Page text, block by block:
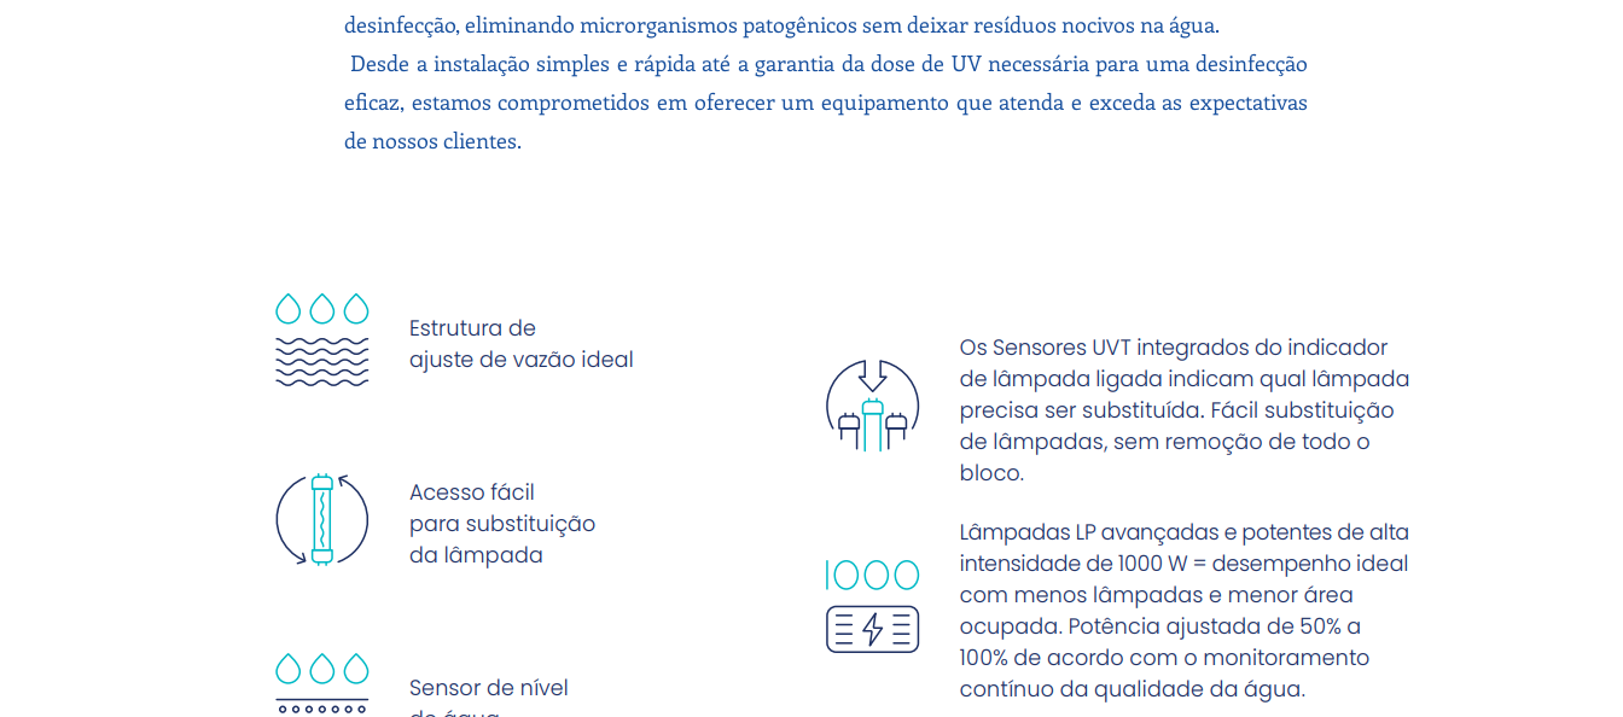
desinfecção, eliminando microrganismos patogênicos sem deixar resíduos nocivos na água.
Desde a instalação simples e rápida até a garantia da dose de UV necessária para uma desinfecção
eficaz, estamos comprometidos em oferecer um equipamento que atenda e exceda as expectativas
de nossos clientes.